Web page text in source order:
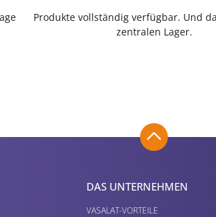
Produkte vollständig verfügbar. Und
zentralen Lager.
DAS UNTERNEHMEN
VASALAT-VORTEILE